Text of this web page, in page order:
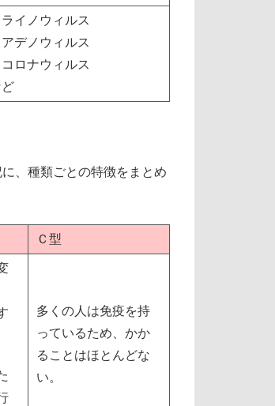
ライノウィルス
アデノウィルス
コロナウィルス
、種類ごとの特徴をまとめ
Ｃ型
多くの人は免疫を持
っているため、かか
ることはほとんどな
い。